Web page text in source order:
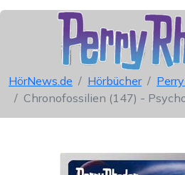
HörNews.de Hörbücher
Chronofossilien (147) -